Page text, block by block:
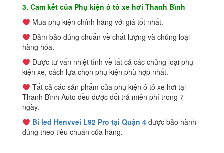
3. Cam kết của Phụ kiện ô tô xe hơi Thanh Bình
Mua phụ kiện chính hãng với giá tốt nhất.
Đảm bảo đúng chuẩn về chất lượng và chủng loại
hàng hóa.
Được tư vấn nhiệt tình về tất cả các chủng loại phụ
kiện xe, cách lựa chọn phụ kiện phù hợp nhất.
Tất cả các sản phẩm của phụ kiện ô tô xe hơi tại
Thanh Bình Auto đều được đổi trả miễn phí trong 7
ngày.
Bi led Henvvei L92 Pro tại Quận 4được bảo hành
đúng theo tiêu chuẩn của hãng.